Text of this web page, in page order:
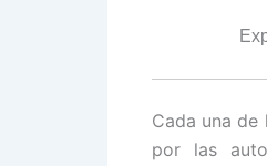
Cada una
por las